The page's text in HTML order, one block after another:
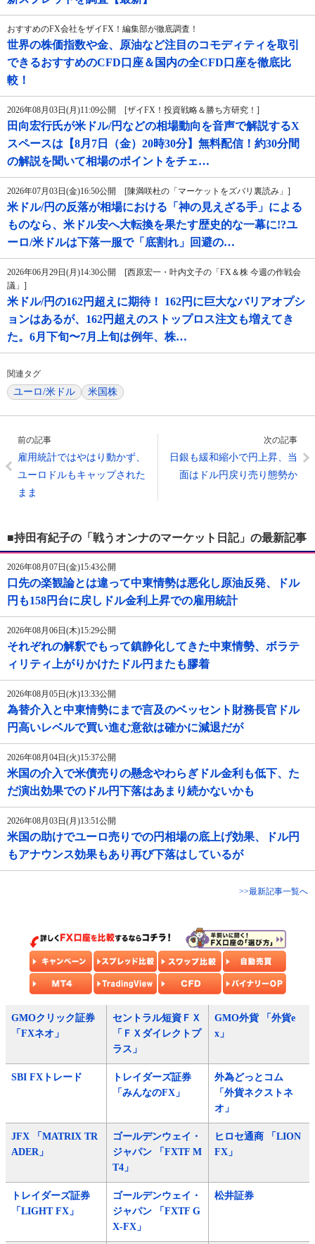
おすすめのFX会社をザイFX！編集部が徹底調査！
世界の株価指数や金、原油など注目のコモディティを取引
できるおすすめのCFD口座＆国内の全CFD口座を徹底比
較！
2026年08月03日(月)11:09公開 [ザイFX！投資戦略＆勝ち方研究！]
田向宏行氏が米ドル/円などの相場動向を音声で解説するX
スペースは【8月7日（金）20時30分】無料配信！約30分間
の解説を聞いて相場のポイントをチェ…
2026年07月03日(金)16:50公開 [陳満咲杜の「マーケットをズバリ裏読み」]
米ドル/円の反落が相場における「神の見えざる手」による
ものなら、米ドル安へ大転換を果たす歴史的な一幕に!?ユ
ーロ/米ドルは下落一服で「底割れ」回避の…
2026年06月29日(月)14:30公開 [西原宏一・叶内文子の「FX＆株 今週の作戦会
議」]
米ドル/円の162円超えに期待！ 162円に巨大なバリアオプシ
ョンはあるが、162円超えのストップロス注文も増えてき
た。6月下旬〜7月上旬は例年、株…
関連タグ
ユーロ/米ドル 米国株
前の記事
雇用統計ではやはり動かず、
ユーロドルもキャップされた
まま
次の記事
日銀も緩和縮小で円上昇、当
面はドル円戻り売り態勢か
■持田有紀子の「戦うオンナのマーケット日記」の最新記事
2026年08月07日(金)15:43公開
口先の楽観論とは違って中東情勢は悪化し原油反発、ドル
円も158円台に戻しドル金利上昇での雇用統計
2026年08月06日(木)15:29公開
それぞれの解釈でもって鎮静化してきた中東情勢、ボラテ
ィリティ上がりかけたドル円またも膠着
2026年08月05日(水)13:33公開
為替介入と中東情勢にまで言及のベッセント財務長官ドル
円高いレベルで買い進む意欲は確かに減退だが
2026年08月04日(火)15:37公開
米国の介入で米債売りの懸念やわらぎドル金利も低下、た
だ演出効果でのドル円下落はあまり続かないかも
2026年08月03日(月)13:51公開
米国の助けでユーロ売りでの円相場の底上げ効果、ドル円
もアナウンス効果もあり再び下落はしているが
>>最新記事一覧へ
GMOクリック証券
「FXネオ」
セントラル短資ＦＸ
「ＦＸダイレクトプ
ラス」
GMO外貨 「外貨e
x」
SBI FXトレード
トレイダーズ証券
「みんなのFX」
外為どっとコム
「外貨ネクストネ
オ」
JFX 「MATRIX TR
ADER」
ゴールデンウェイ・
ジャパン 「FXTF M
T4」
ヒロセ通商 「LION
FX」
トレイダーズ証券
「LIGHT FX」
ゴールデンウェイ・
ジャパン 「FXTF G
X-FX」
松井証券